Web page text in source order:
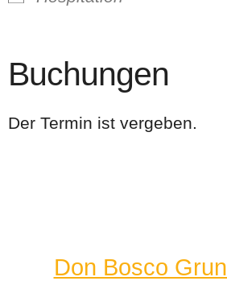
Buchungen
Der Termin ist vergeben.
Don Bosco